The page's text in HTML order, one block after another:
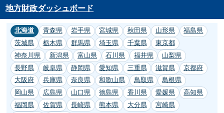
地方財政ダッシュボード
北海道 青森県 岩手県 宮城県 秋田県 山形県
福島県
茨城県
栃木県 群馬県 埼玉県 千葉県
東京都
神奈川県
新潟県 富山県 石川県 福井県
山梨県
長野県
岐阜県 静岡県 愛知県 三重県 滋賀県
京都府
大阪府
兵庫県 奈良県 和歌山県 鳥取県
島根県
岡山県
広島県 山口県 徳島県 香川県 愛媛県
高知県
福岡県
佐賀県 長崎県 熊本県 大分県
宮崎県